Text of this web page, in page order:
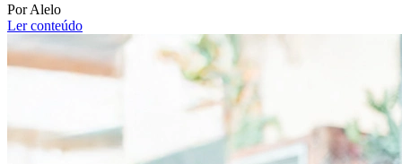
Por Alelo
Ler conteúdo